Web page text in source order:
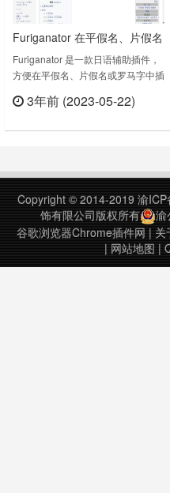
Furiganator 在平假名、片假名
或罗马字中插入假名
Furiganator 是一款日语辅助插件，
方便在平假名、片假名或罗马字中插
或罗马字插入日语（Ruby文本）。
Furigana的选项。•使furigana文本
标签轻松识别汉字等级或等级……
3年前 (2023-05-22)
Copyright © 2014-2019 渝
饰有限公司版权所有
渝
谷歌浏览器Chrome插件网 | 关
| 网站地图 |